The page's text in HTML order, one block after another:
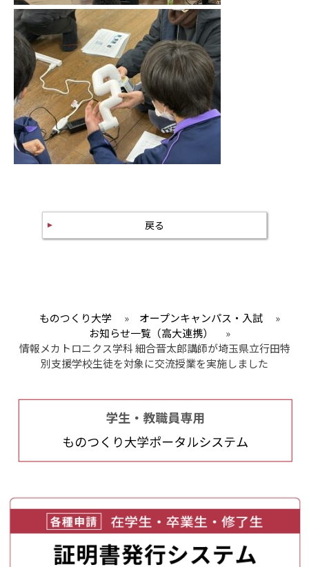
戻る
ものつくり大学 » オープンキャンパス・入試
»
お知らせ一覧（高大連携）
»
情報メカトロニクス学科 細合晋太郎講師が埼玉県立行田特
別支援学校生徒を対象に交流授業を実施しました